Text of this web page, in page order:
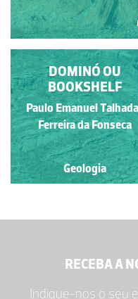
DOBRAS DEITADAS
NA COSTA
Paulo Emanuel Talhadas
Ferreira da Fonseca
Geologia
DOMINÓ OU
BOOKSHELF
Paulo Emanuel
Ferreira da Fonseca
Geologia
RECEBA A